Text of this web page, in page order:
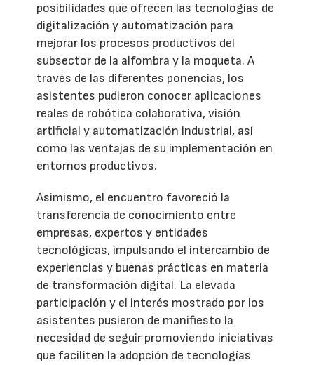
posibilidades que ofrecen las tecnologías de
digitalización y automatización para
mejorar los procesos productivos del
subsector de la alfombra y la moqueta. A
través de las diferentes ponencias, los
asistentes pudieron conocer aplicaciones
reales de robótica colaborativa, visión
artificial y automatización industrial, así
como las ventajas de su implementación en
entornos productivos.
Asimismo, el encuentro favoreció la
transferencia de conocimiento entre
empresas, expertos y entidades
tecnológicas, impulsando el intercambio de
experiencias y buenas prácticas en materia
de transformación digital. La elevada
participación y el interés mostrado por los
asistentes pusieron de manifiesto la
necesidad de seguir promoviendo iniciativas
que faciliten la adopción de tecnologías